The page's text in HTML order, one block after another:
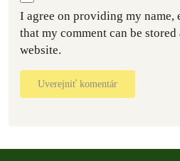
I agree on providing my name,
that my comment can be
website.
Uverejniť komentár